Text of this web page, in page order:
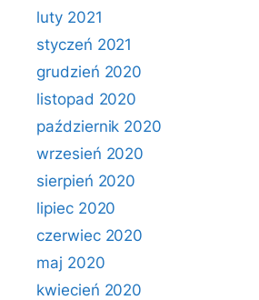
luty 2021
styczeń 2021
grudzień 2020
listopad 2020
październik 2020
wrzesień 2020
sierpień 2020
lipiec 2020
czerwiec 2020
maj 2020
kwiecień 2020